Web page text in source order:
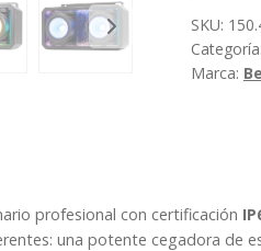
IP65,
DMX
y
SKU:
Categoría:
Marca:
profesional con certificación
una potente cegadora de